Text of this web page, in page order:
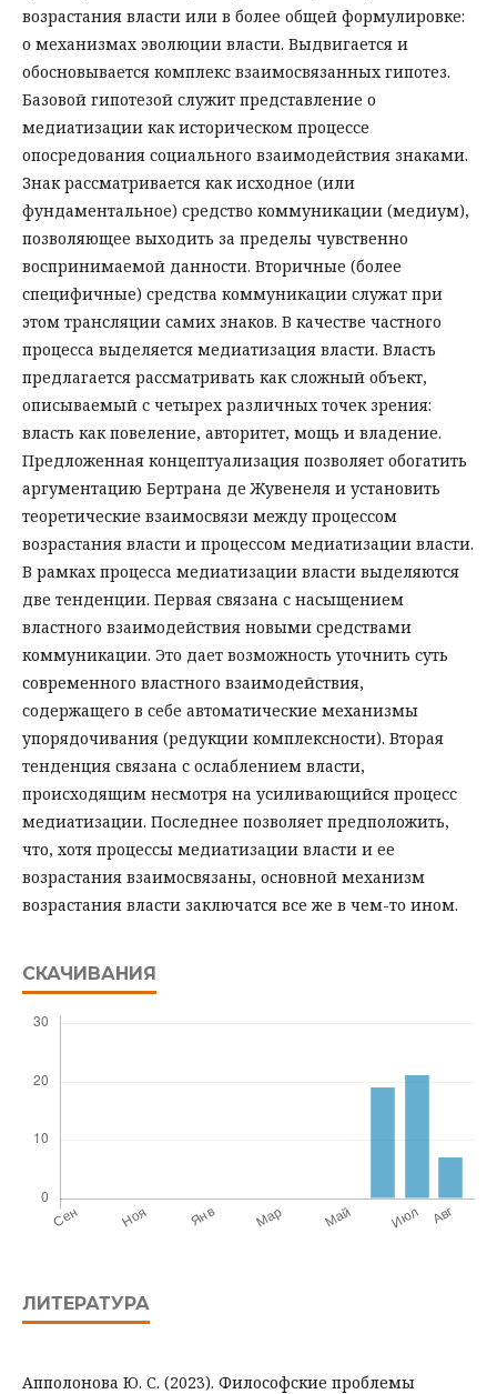
возрастания власти или в более общей формулировке:
о механизмах эволюции власти. Выдвигается и
обосновывается комплекс взаимосвязанных гипотез.
Базовой гипотезой служит представление о
медиатизации как историческом процессе
опосредования социального взаимодействия знаками.
Знак рассматривается как исходное (или
фундаментальное) средство коммуникации (медиум),
позволяющее выходить за пределы чувственно
воспринимаемой данности. Вторичные (более
специфичные) средства коммуникации служат при
этом трансляции самих знаков. В качестве частного
процесса выделяется медиатизация власти. Власть
предлагается рассматривать как сложный объект,
описываемый с четырех различных точек зрения:
власть как повеление, авторитет, мощь и владение.
Предложенная концептуализация позволяет обогатить
аргументацию Бертрана де Жувенеля и установить
теоретические взаимосвязи между процессом
возрастания власти и процессом медиатизации власти.
В рамках процесса медиатизации власти выделяются
две тенденции. Первая связана с насыщением
властного взаимодействия новыми средствами
коммуникации. Это дает возможность уточнить суть
современного властного взаимодействия,
содержащего в себе автоматические механизмы
упорядочивания (редукции комплексности). Вторая
тенденция связана с ослаблением власти,
происходящим несмотря на усиливающийся процесс
медиатизации. Последнее позволяет предположить,
что, хотя процессы медиатизации власти и ее
возрастания взаимосвязаны, основной механизм
возрастания власти заключатся все же в чем-то ином.
СКАЧИВАНИЯ
ЛИТЕРАТУРА
Апполонова Ю. С. (2023). Философские проблемы